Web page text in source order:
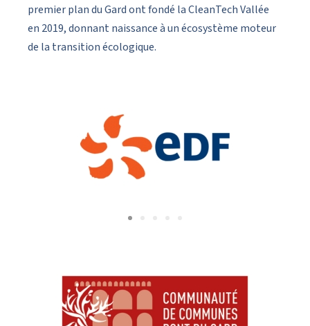
premier plan du Gard ont fondé la CleanTech Vallée
en 2019, donnant naissance à un écosystème moteur
de la transition écologique.